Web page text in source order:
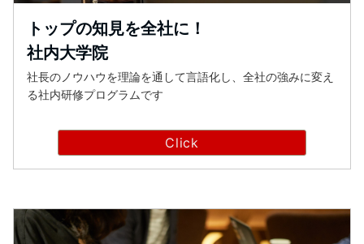
トップの知見を全社に！
社内大学院
社長のノウハウを理論を通して言語化し、全社の強みに変え
る社内研修プログラムです
Click